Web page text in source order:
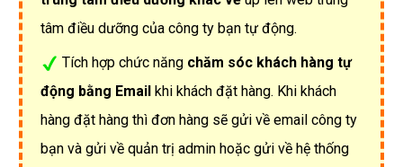
tâm điều dưỡng của công ty bạn tự động.
Tích hợp chức năng chăm sóc khách hàng tự
động bằng Email khi khách đặt hàng. Khi khách
hàng đặt hàng thì đơn hàng sẽ gửi về email công ty
bạn và gửi về quản trị admin hoặc gửi về hệ thống